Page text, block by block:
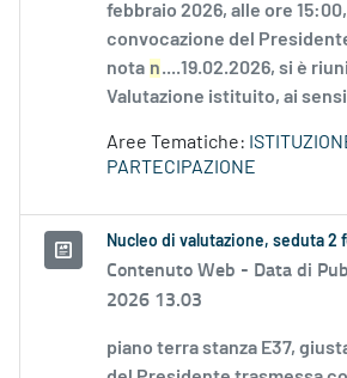
febbraio 2026, alle ore
convocazione del
nota n....19.02.2026, si è
Valutazione istituito, ai sensi
Aree Tematiche:
PARTECIPAZIONE
Nucleo di valutazione, seduta 2
Contenuto Web - Data di
2026 13.03
piano terra stanza E37,